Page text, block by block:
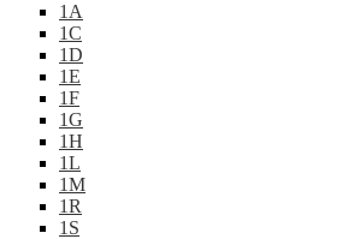
1A
1C
1D
1E
1F
1G
1H
1L
1M
1R
1S